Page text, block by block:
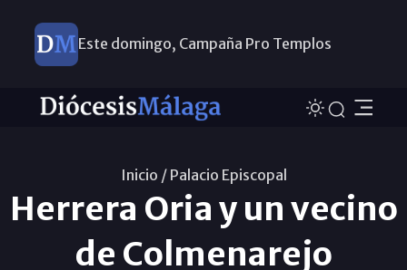
Este domingo, Campaña Pro Templos
Inicio / Palacio Episcopal
Herrera Oria y un vecino
de Colmenarejo